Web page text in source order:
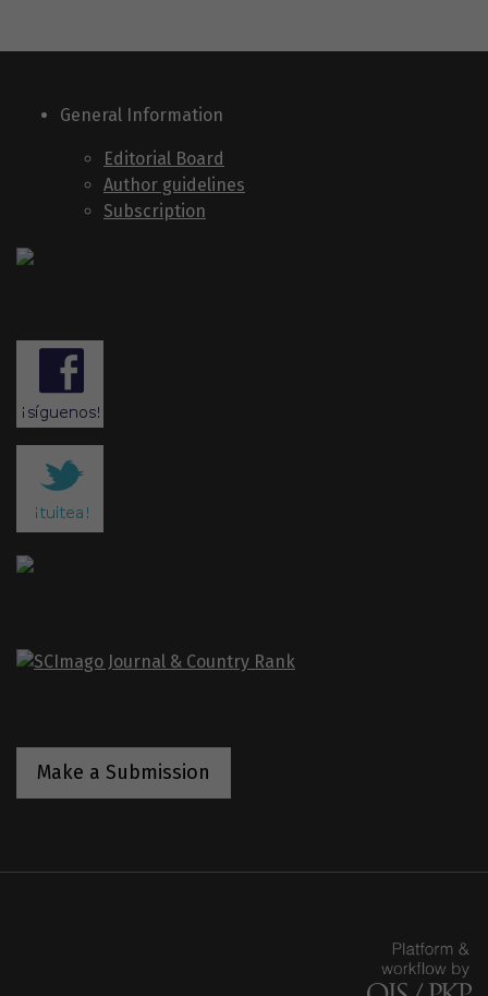
General Information
Editorial Board
Author guidelines
Subscription
Make a Submission